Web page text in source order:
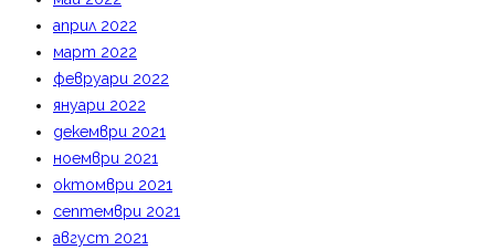
април 2022
март 2022
февруари 2022
януари 2022
декември 2021
ноември 2021
октомври 2021
септември 2021
август 2021